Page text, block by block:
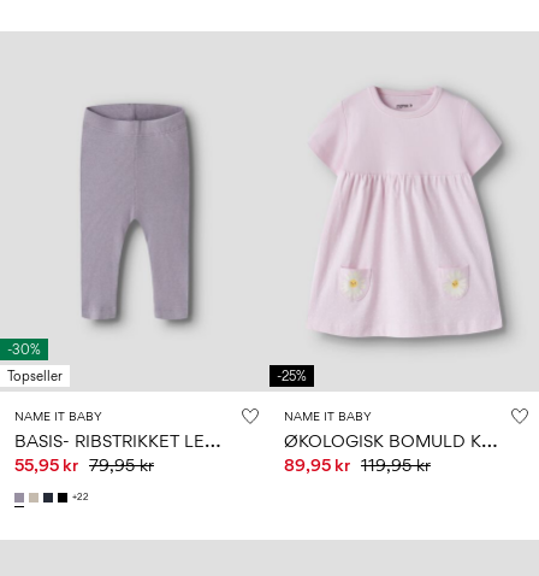
-30%
Topseller
NAME IT BABY
B
ASIS- RIBSTRIKKET LEGGINGS
55,95 kr 79,95 kr
+22
-25%
NAME IT BABY
Ø
KOLOGISK BOMULD KJOLE
89,95 kr 119,95 kr